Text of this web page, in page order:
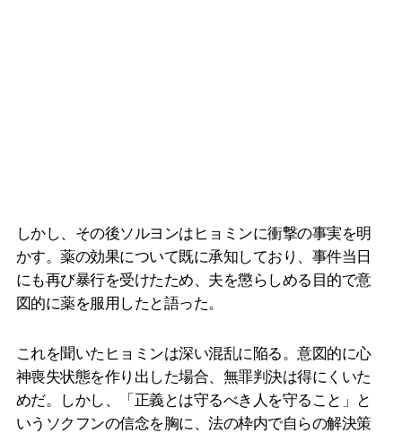
しかし、その後ソルヨンはヒョミンに衝撃の事実を明
かす。薬の効果について既に承知しており、事件当日
にも再び暴行を受けたため、夫を懲らしめる目的で意
図的に薬を服用したと語った。
これを聞いたヒョミンは深い混乱に陥る。意図的に心
神喪失状態を作り出した場合、無罪判決は得にくいた
めだ。しかし、「正義とは守るべき人を守ること」と
いうソクフンの信念を胸に、法の枠内で自らの解決策